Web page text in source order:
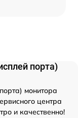
порта)
монитора
центра
и качественно!